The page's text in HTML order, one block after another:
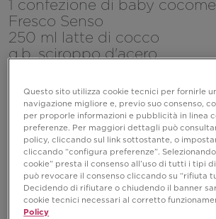
1 confezione di baby
Fresco Senso
250 ml latte di cocco
q.b. sciroppo d'acero
Questo sito utilizza cookie tecnici per fornirle
navigazione migliore e, previo suo consenso,
per proporle informazioni e pubblicità in linea
preferenze. Per maggiori dettagli può
policy, cliccando sul link sottostante, o
cliccando “configura preferenze”.
cookie” presta il consenso all’uso di tutti i tipi
può revocare il consenso cliccando su “rifiuta
Decidendo di rifiutare o chiudendo il banner
cookie tecnici necessari al corretto
Policy